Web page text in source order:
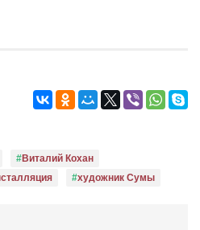
Виталий Кохан
художник Сумы